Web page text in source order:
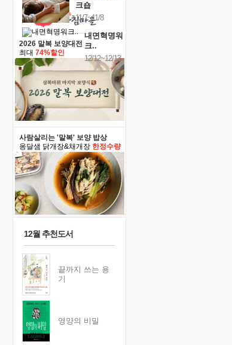
크숍
11/7~11/8
내면혁명워
크..
12/12~12/13
2026 말복 보양대전
최대 74%할인
사람살리는 '말복' 보양 밥상
옹달샘 닭개장&채개장 한정수량
12월 추천도서
끝까지 쓰는 용
기
영양의 비밀